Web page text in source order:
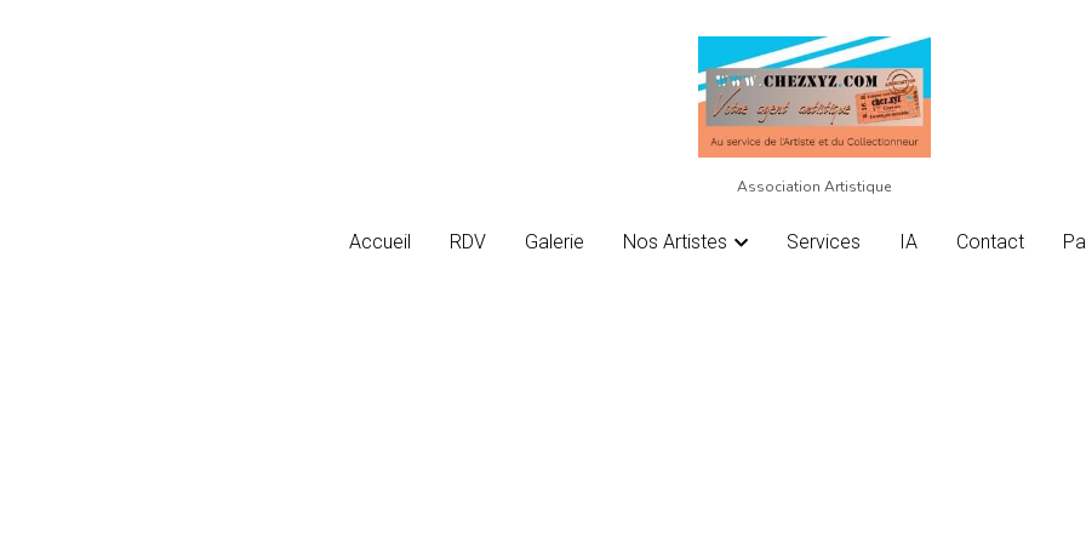
Association Artistique
Accueil RDV Galerie Nos Artistes Services IA Contact
Association Artistique
Accueil RDV Galerie Nos Artistes Services IA Contact